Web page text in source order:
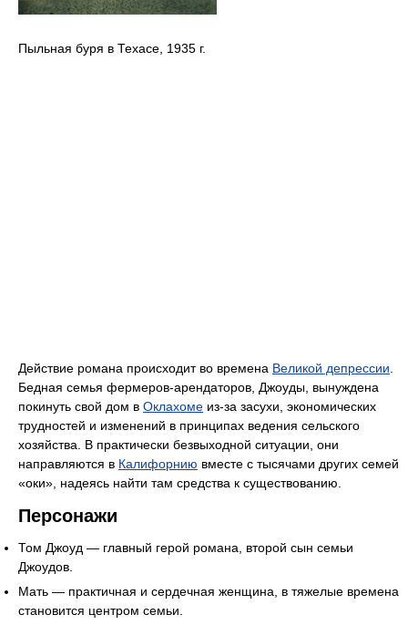
Пыльная буря в Техасе, 1935 г.
Действие романа происходит во времена Великой депрессии.
Бедная семья фермеров-арендаторов, Джоуды, вынуждена
покинуть свой дом в Оклахоме из-за засухи, экономических
трудностей и изменений в принципах ведения сельского
хозяйства. В практически безвыходной ситуации, они
направляются в Калифорнию вместе с тысячами других семей
«оки», надеясь найти там средства к существованию.
Персонажи
Том Джоуд — главный герой романа, второй сын семьи
Джоудов.
Мать — практичная и сердечная женщина, в тяжелые времена
становится центром семьи.